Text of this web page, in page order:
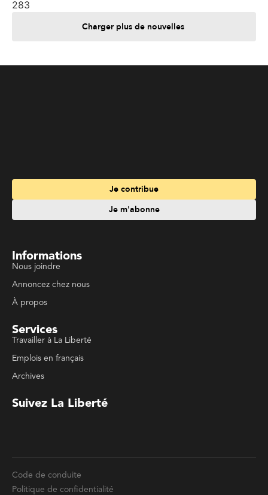
Je contribue
Services
Suivez La Liberté
Code de conduite
Politique de confidentialité
Politique de droits d'auteurs
La Liberté © 2023